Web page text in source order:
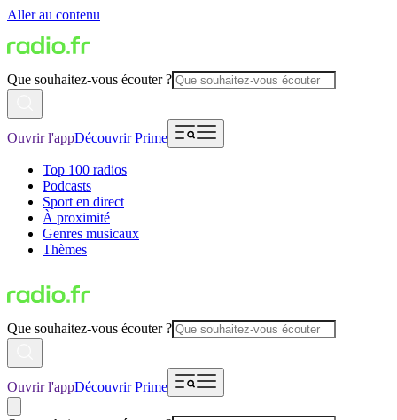
Aller au contenu
Que souhaitez-vous écouter ?
Ouvrir l'appDécouvrir Prime
Top 100 radios
Podcasts
Sport en direct
À proximité
Genres musicaux
Thèmes
Que souhaitez-vous écouter ?
Ouvrir l'appDécouvrir Prime